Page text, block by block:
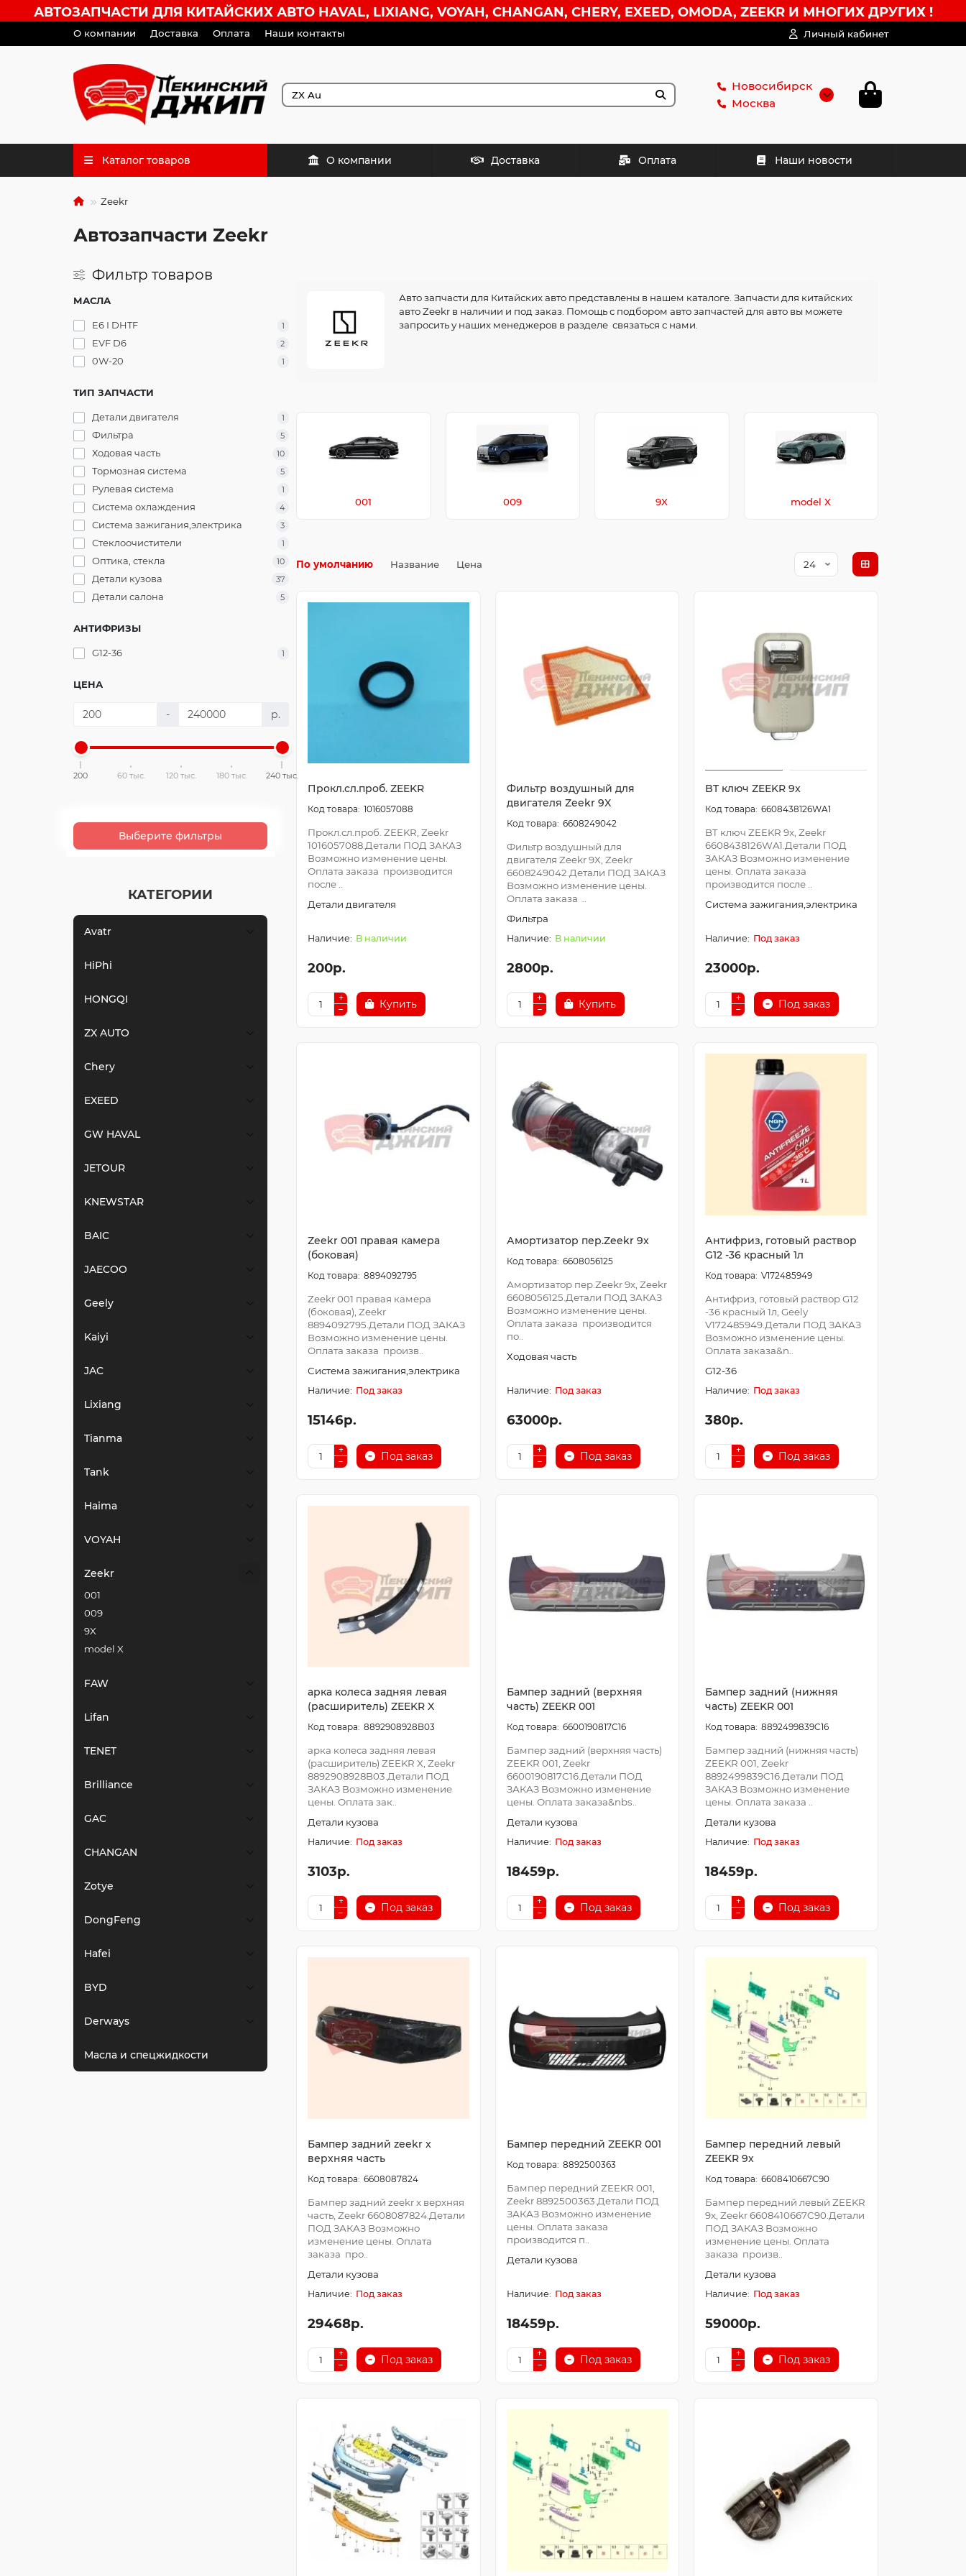
АВТОЗАПЧАСТИ ДЛЯ КИТАЙСКИХ АВТО HAVAL, LIXIANG, VOYAH, CHANGAN, CHERY, EXEED, OMODA, ZEEKR И МНОГИХ ДРУГИХ !
О компании Доставка Оплата Наши контакты Личный кабинет
Новосибирск
Москва
Каталог товаров О компании Доставка Оплата Наши новости
Zeekr
Автозапчасти Zeekr
Фильтр товаров
МАСЛА
E6 I DHTF 1
EVF D6 2
0W-20 1
ТИП ЗАПЧАСТИ
Детали двигателя 1
Фильтра 5
Ходовая часть 10
Тормозная система 5
Рулевая система 1
Система охлаждения 4
Система зажигания,электрика 3
Стеклоочистители 1
Оптика, стекла 10
Детали кузова 37
Детали салона 5
АНТИФРИЗЫ
G12-36 1
ЦЕНА
- р.
200 60 тыс. 120 тыс. 180 тыс. 240 тыс.
Выберите фильтры
КАТЕГОРИИ
Avatr
HiPhi
HONGQI
ZX AUTO
Chery
EXEED
GW HAVAL
JETOUR
KNEWSTAR
BAIC
JAECOO
Geely
Kaiyi
JAC
Lixiang
Tianma
Tank
Haima
VOYAH
Zeekr
001
009
9X
model X
FAW
Lifan
TENET
Brilliance
GAC
CHANGAN
Zotye
DongFeng
Hafei
BYD
Derways
Масла и спецжидкости
Авто запчасти для Китайских авто представлены в нашем каталоге. Запчасти для китайских
авто Zeekr в наличии и под заказ. Помощь с подбором авто запчастей для авто вы можете
запросить у наших менеджеров в разделе связаться с нами.
001 009 9X model X
По умолчанию Название Цена
Прокл.сл.проб. ZEEKR
1016057088
Прокл.сл.проб. ZEEKR, Zeekr
1016057088.Детали ПОД ЗАКАЗ
Возможно изменение цены.
Оплата заказа производится
после ..
Детали двигателя
В наличии
200р.
Купить
Фильтр воздушный для
двигателя Zeekr 9X
6608249042
Фильтр воздушный для
двигателя Zeekr 9X, Zeekr
6608249042.Детали ПОД ЗАКАЗ
Возможно изменение цены.
Оплата заказа ..
Фильтра
В наличии
2800р.
Купить
BT ключ ZEEKR 9x
6608438126WA1
BT ключ ZEEKR 9x, Zeekr
6608438126WA1.Детали ПОД
ЗАКАЗ Возможно изменение
цены. Оплата заказа
производится после ..
Система зажигания,электрика
Под заказ
23000р.
Под заказ
Zeekr 001 правая камера
(боковая)
8894092795
Zeekr 001 правая камера
(боковая), Zeekr
8894092795.Детали ПОД ЗАКАЗ
Возможно изменение цены.
Оплата заказа произв..
Система зажигания,электрика
Под заказ
15146р.
Под заказ
Амортизатор пер.Zeekr 9x
6608056125
Амортизатор пер.Zeekr 9x, Zeekr
6608056125.Детали ПОД ЗАКАЗ
Возможно изменение цены.
Оплата заказа производится
по..
Ходовая часть
Под заказ
63000р.
Под заказ
Антифриз, готовый раствор
G12 -36 красный 1л
V172485949
Антифриз, готовый раствор G12
-36 красный 1л, Geely
V172485949.Детали ПОД ЗАКАЗ
Возможно изменение цены.
Оплата заказа&n..
G12-36
Под заказ
380р.
Под заказ
арка колеса задняя левая
(расширитель) ZEEKR X
8892908928B03
арка колеса задняя левая
(расширитель) ZEEKR X, Zeekr
8892908928B03.Детали ПОД
ЗАКАЗ Возможно изменение
цены. Оплата зак..
Детали кузова
Под заказ
3103р.
Под заказ
Бампер задний (верхняя
часть) ZEEKR 001
6600190817C16
Бампер задний (верхняя часть)
ZEEKR 001, Zeekr
6600190817C16.Детали ПОД
ЗАКАЗ Возможно изменение
цены. Оплата заказа&nbs..
Детали кузова
Под заказ
18459р.
Под заказ
Бампер задний (нижняя
часть) ZEEKR 001
8892499839C16
Бампер задний (нижняя часть)
ZEEKR 001, Zeekr
8892499839C16.Детали ПОД
ЗАКАЗ Возможно изменение
цены. Оплата заказа ..
Детали кузова
Под заказ
18459р.
Под заказ
Бампер задний zeekr x
верхняя часть
6608087824
Бампер задний zeekr x верхняя
часть, Zeekr 6608087824.Детали
ПОД ЗАКАЗ Возможно
изменение цены. Оплата
заказа про..
Детали кузова
Под заказ
29468р.
Под заказ
Бампер передний ZEEKR 001
8892500363
Бампер передний ZEEKR 001,
Zeekr 8892500363.Детали ПОД
ЗАКАЗ Возможно изменение
цены. Оплата заказа
производится п..
Детали кузова
Под заказ
18459р.
Под заказ
Бампер передний левый
ZEEKR 9x
6608410667C90
Бампер передний левый ZEEKR
9x, Zeekr 6608410667C90.Детали
ПОД ЗАКАЗ Возможно
изменение цены. Оплата
заказа произв..
Детали кузова
Под заказ
59000р.
Под заказ